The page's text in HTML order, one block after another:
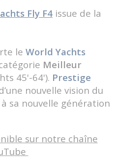
Fly F4 issue de la
le World Yachts
Meilleur
45'-64'). Prestige
nouvelle vision du
sa nouvelle génération
sur notre chaîne